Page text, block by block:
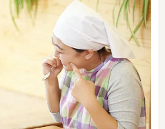
保育教諭
幼稚園教諭
学童スタッフ
調理師